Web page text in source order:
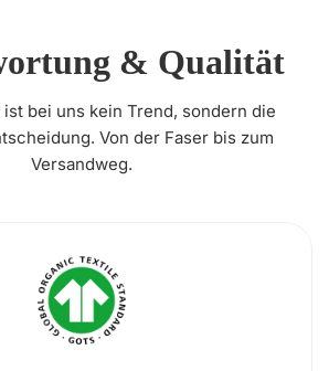
& Qualität
bei uns kein Trend, sondern die
Von der Faser bis zum
Versandweg.